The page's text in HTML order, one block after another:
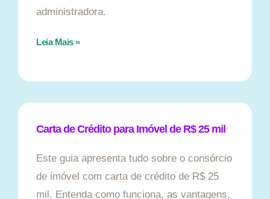
administradora.
Leia Mais »
Carta de Crédito para Imóvel de R$ 25 mil
Este guia apresenta tudo sobre o consórcio
de imóvel com carta de crédito de R$ 25
mil. Entenda como funciona, as vantagens,